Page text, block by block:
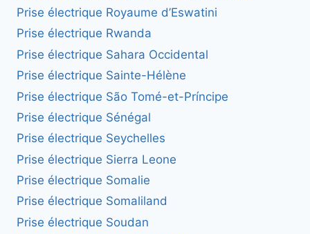
Prise électrique Royaume d’Eswatini
Prise électrique Rwanda
Prise électrique Sahara Occidental
Prise électrique Sainte-Hélène
Prise électrique São Tomé-et-Príncipe
Prise électrique Sénégal
Prise électrique Seychelles
Prise électrique Sierra Leone
Prise électrique Somalie
Prise électrique Somaliland
Prise électrique Soudan